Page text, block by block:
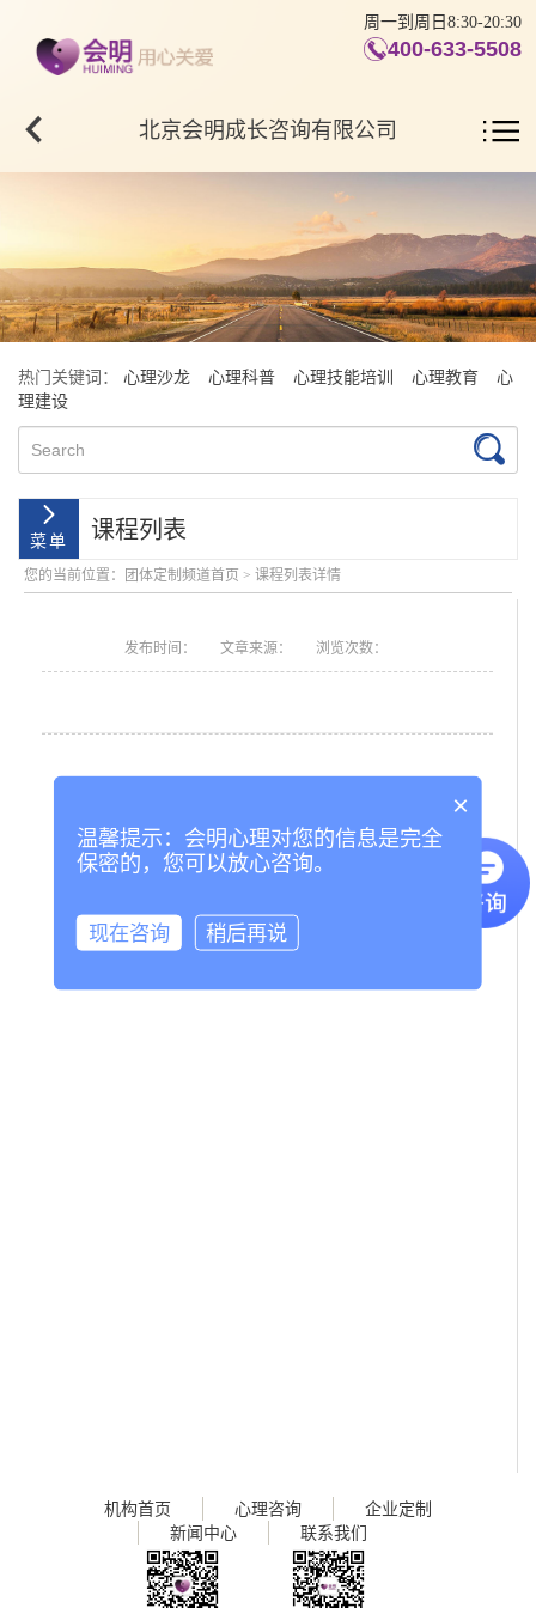
周一到周日8:30-20:30
400-633-5508
北京会明成长咨询有限公司
热门关键词： 心理沙龙 心理科普 心理技能培训 心理教育
心
理建设
课程列表
您的当前位置： 团体定制频道首页 > 课程列表详情
发布时间： 文章来源： 浏览次数：
会明优势
机构首页 心理咨询
企业定制
新闻中心
联系我们
×
温馨提示：会明心理对您的信息是完全
保密的，您可以放心咨询。
现在咨询 稍后再说